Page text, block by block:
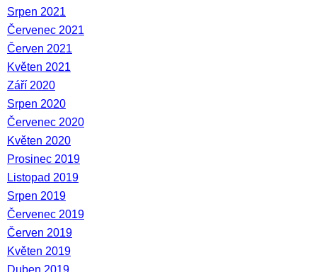
Srpen 2021
Červenec 2021
Červen 2021
Květen 2021
Září 2020
Srpen 2020
Červenec 2020
Květen 2020
Prosinec 2019
Listopad 2019
Srpen 2019
Červenec 2019
Červen 2019
Květen 2019
Duben 2019